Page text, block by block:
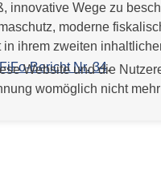
innovative Wege zu
moderne
ihrem zweiten
FiFo-Bericht Nr. 34.
Website und die
womöglich nicht